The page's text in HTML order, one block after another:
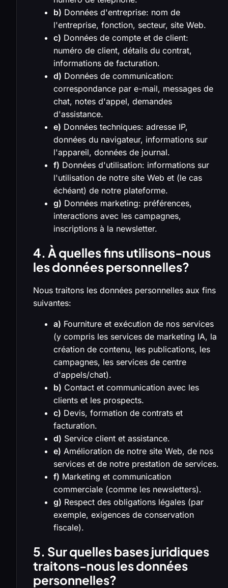
b) Données d'entreprise: nom de
l'entreprise, fonction, secteur, site Web.
c) Données de compte et de client:
numéro de client, détails du contrat,
informations de facturation.
d) Données de communication:
correspondance par e-mail, messages de
chat, notes d'appel, demandes
d'assistance.
e) Données techniques: adresse IP,
données du navigateur, informations sur
l'appareil, données de journal.
f) Données d'utilisation: informations sur
l'utilisation de notre site Web et (le cas
échéant) de notre plateforme.
g) Données marketing: préférences,
interactions avec les campagnes,
inscriptions à la newsletter.
4. À quelles fins utilisons-nous
les données personnelles?
Nous traitons les données personnelles aux fins
suivantes:
a) Fourniture et exécution de nos services
(y compris les services de marketing IA, la
création de contenu, les publications, les
campagnes, les services de centre
d'appels/chat).
b) Contact et communication avec les
clients et les prospects.
c) Devis, formation de contrats et
facturation.
d) Service client et assistance.
e) Amélioration de notre site Web, de nos
services et de notre prestation de services.
f) Marketing et communication
commerciale (comme les newsletters).
g) Respect des obligations légales (par
exemple, exigences de conservation
fiscale).
5. Sur quelles bases juridiques
traitons-nous les données
personnelles?